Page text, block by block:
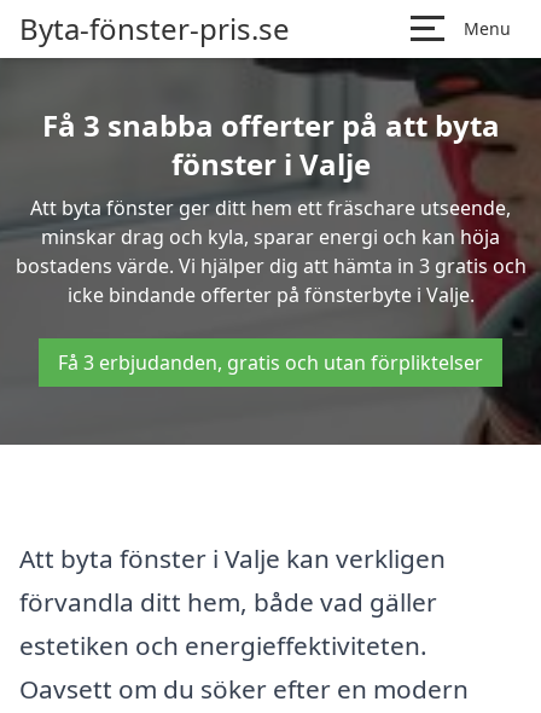
Byta-fönster-pris.se Menu
Få 3 snabba offerter på att byta
fönster i Valje
Att byta fönster ger ditt hem ett fräschare utseende,
minskar drag och kyla, sparar energi och kan höja
bostadens värde. Vi hjälper dig att hämta in 3 gratis och
icke bindande offerter på fönsterbyte i Valje.
Få 3 erbjudanden, gratis och utan förpliktelser
Att byta fönster i Valje kan verkligen
förvandla ditt hem, både vad gäller
estetiken och energieffektiviteten.
Oavsett om du söker efter en modern